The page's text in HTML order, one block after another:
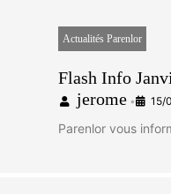
Actualités Parenlor
Flash Info
jerome • 15/
Parenlor vous